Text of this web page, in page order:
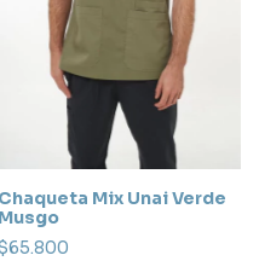
Chaqueta Mix Unai Verde
Musgo